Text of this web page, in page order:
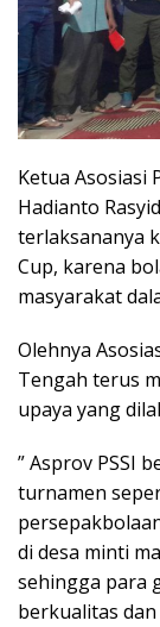
Ketua Asosiasi
Hadianto
terlaksananya
Cup, karena
masyarakat
Olehnya
Tengah terus
upaya yang
” Asprov PSSI
turnamen
di desa minti
sehingga para
berkualitas